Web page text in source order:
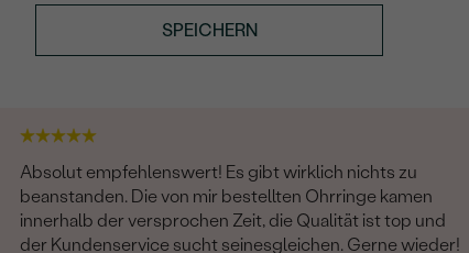
SPEICHERN
Absolut empfehlenswert! Es gibt wirklich nichts zu
beanstanden. Die von mir bestellten Ohrringe kamen
innerhalb der versprochen Zeit, die Qualität ist top und
der Kundenservice sucht seinesgleichen. Gerne wieder!